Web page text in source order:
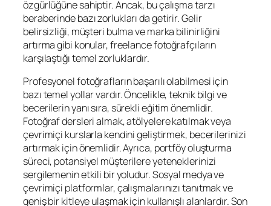
özgürlüğüne sahiptir. Ancak, bu çalışma tarzı
beraberinde bazı zorlukları da getirir. Gelir
belirsizliği, müşteri bulma ve marka bilinirliğini
artırma gibi konular, freelance fotoğrafçıların
karşılaştığı temel zorluklardır.
Profesyonel fotoğrafların başarılı olabilmesi için
bazı temel yollar vardır. Öncelikle, teknik bilgi ve
becerilerin yanı sıra, sürekli eğitim önemlidir.
Fotoğraf dersleri almak, atölyelere katılmak veya
çevrimiçi kurslarla kendini geliştirmek, becerilerinizi
artırmak için önemlidir. Ayrıca, portföy oluşturma
süreci, potansiyel müşterilere yeteneklerinizi
sergilemenin etkili bir yoludur. Sosyal medya ve
çevrimiçi platformlar, çalışmalarınızı tanıtmak ve
geniş bir kitleye ulaşmak için kullanışlı alanlardır. Son